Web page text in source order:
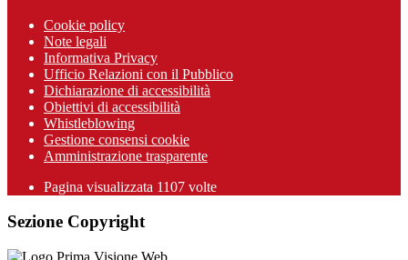
Cookie policy
Note legali
Informativa Privacy
Ufficio Relazioni con il Pubblico
Dichiarazione di accessibilità
Obiettivi di accessibilità
Whistleblowing
Gestione consensi cookie
Amministrazione trasparente
Pagina visualizzata 1107 volte
Sezione Copyright